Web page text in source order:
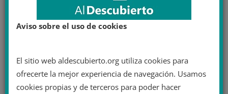
Aviso sobre el uso de cookies
El sitio web aldescubierto.org utiliza cookies para
ofrecerte la mejor experiencia de navegación. Usamos
cookies propias y de terceros para poder hacer